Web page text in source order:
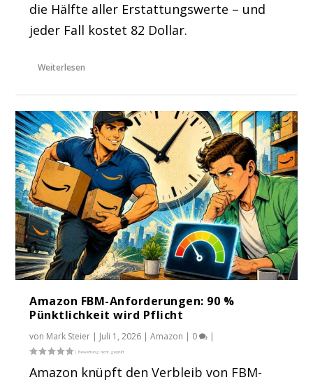
die Hälfte aller Erstattungswerte – und
jeder Fall kostet 82 Dollar.
Weiterlesen
Amazon FBM-Anforderungen: 90 %
Pünktlichkeit wird Pflicht
von Mark Steier | Juli 1, 2026 |Amazon | 0 |
Amazon knüpft den Verbleib von FBM-